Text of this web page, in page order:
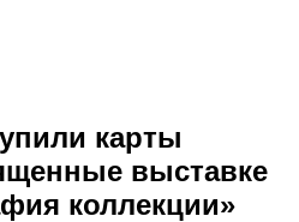
карты
выставке
коллекции»